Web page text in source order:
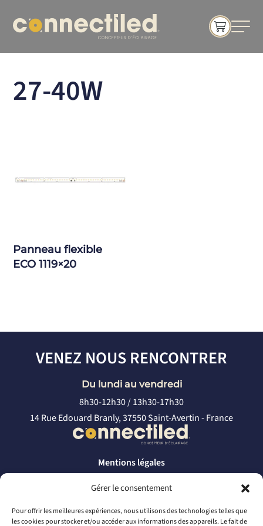
Gérer le consentement
Pour offrir les meilleures expériences, nous utilisons des technologies telles que
les cookies pour stocker et/ou accéder aux informations des appareils. Le fait de
27-40W
Panneau flexible
ECO 1119×20
VENEZ NOUS RENCONTRER
Du lundi au vendredi
8h30-12h30 / 13h30-17h30
14 Rue Edouard Branly, 37550 Saint-Avertin - France
Mentions légales
Politique de confidentialité
CONTACTEZ-NOUS